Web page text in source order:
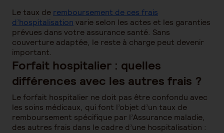
Le taux de remboursement de ces frais
d’hospitalisation varie selon les actes et les garanties
prévues dans votre assurance santé. Sans
couverture adaptée, le reste à charge peut devenir
important.
Forfait hospitalier : quelles
différences avec les autres frais ?
Le forfait hospitalier ne doit pas être confondu avec
les soins médicaux, qui font l’objet d’un taux de
remboursement spécifique par l’Assurance maladie,
des autres frais dans le cadre d’une hospitalisation :